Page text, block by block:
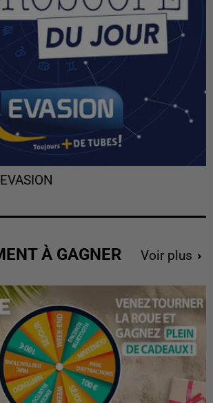
À GAGNER Voir plus